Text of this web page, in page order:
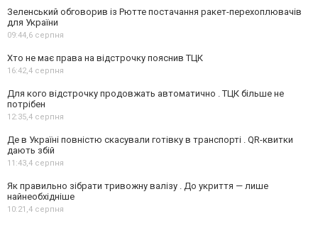
Зеленський обговорив із Рютте постачання ракет-перехоплювачів
для України
09:44,6 серпня
Хто не має права на відстрочку пояснив ТЦК
16:42,4 серпня
Для кого відстрочку продовжать автоматично . ТЦК більше не
потрібен
12:35,4 серпня
Де в Україні повністю скасували готівку в транспорті . QR-квитки
дають збій
11:43,4 серпня
Як правильно зібрати тривожну валізу . До укриття — лише
найнеобхідніше
10:21,4 серпня